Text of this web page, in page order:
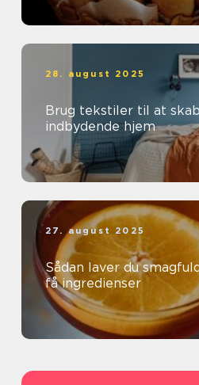
28. august 2025
Brug tekstiler til at
indbydende hjem
27. august 2025
Sådan laver du
få ingredienser